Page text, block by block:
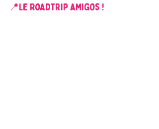
📍Le Roadtrip amigos !